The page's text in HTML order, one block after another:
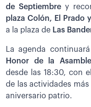
de Septiembre y
plaza Colón, El Prado
a la plaza de Las
La agenda
Honor de la
desde las 18:30, con
de las actividades
aniversario patrio.